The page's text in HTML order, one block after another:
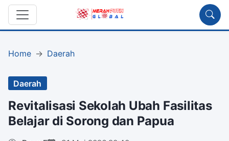
Home Daerah
Daerah
Revitalisasi Sekolah Ubah Fasilitas
Belajar di Sorong dan Papua